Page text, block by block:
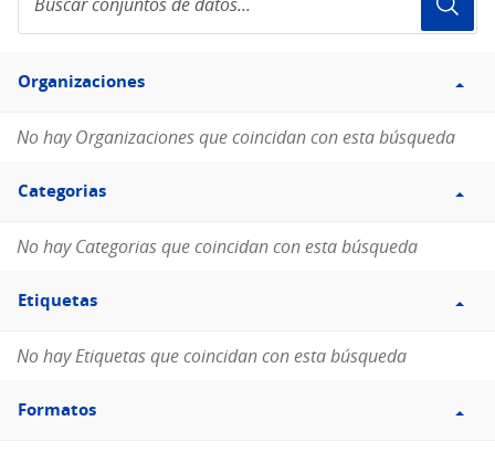
conjuntos
de
Filtro
Organizaciones
Organizaciones
No hay Organizaciones que coincidan con esta búsqueda
Filtro
Categorias
Categorias
No hay Categorias que coincidan con esta búsqueda
Filtro
Etiquetas
Etiquetas
No hay Etiquetas que coincidan con esta búsqueda
Filtro
Formatos
Formatos